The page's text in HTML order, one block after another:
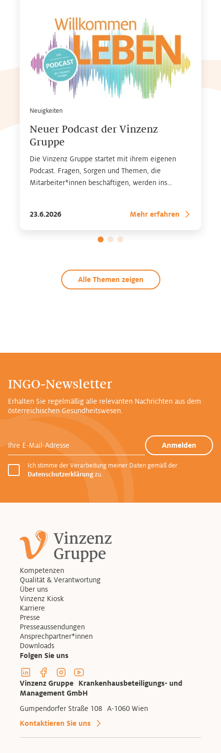
Neuigkeiten
Neuer Podcast der Vinzenz
Gruppe
Die Vinzenz Gruppe startet mit ihrem eigenen
Podcast. Fragen, Sorgen und Themen, die
Mitarbeiter*innen beschäftigen, werden ins
auf allen gängigen Streaming-Plattformen
23.6.2026 Mehr erfahren
Alle Themen zeigen
INGO-Newsletter
Erhalten Sie regelmäßig alle relevanten Nachrichten aus dem
österreichischen Gesundheitswesen.
Ihre E-Mail-Adresse
Anmelden
Ich stimme der Verarbeitung meiner Daten gemäß der
Datenschutzerklärung zu.
Kompetenzen
Qualität & Verantwortung
Über uns
Vinzenz Kiosk
Karriere
Presse
Presseaussendungen
Ansprechpartner*innen
Downloads
Folgen Sie uns
Linkedin Profil der Vinzenzgruppe
Facebook Profil der Vinzenzgruppe
Instagram Profil der Vinzenzgruppe
Youtube Kanal der Vinzenzgruppe
Vinzenz Gruppe Krankenhausbeteiligungs- und
Management GmbH
Gumpendorfer Straße 108 A-1060 Wien
Kontaktieren Sie uns